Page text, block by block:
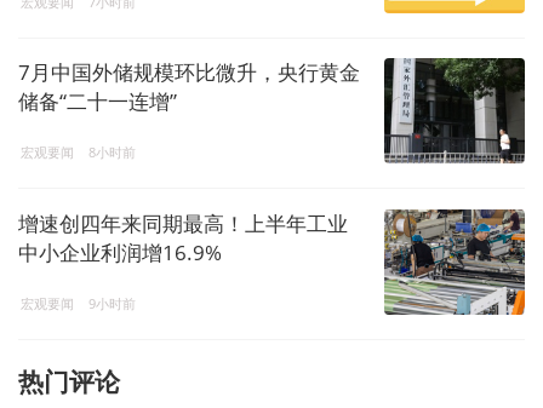
7月中国外储规模环比微升，央行黄金
储备“二十一连增”
宏观要闻 8小时前
增速创四年来同期最高！上半年工业
中小企业利润增16.9%
宏观要闻 9小时前
热门评论